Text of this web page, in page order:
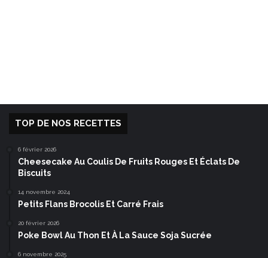
TOP DE NOS RECETTES
6 février 2026
Cheesecake Au Coulis De Fruits Rouges Et Éclats De
Biscuits
14 novembre 2024
Petits Flans Brocolis Et Carré Frais
20 février 2026
Poke Bowl Au Thon Et À La Sauce Soja Sucrée
6 novembre 2025